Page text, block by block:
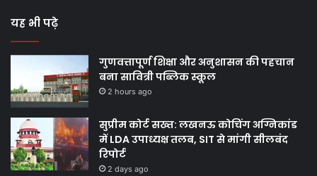
यह भी पढ़े
गुणवत्तापूर्ण शिक्षा और अनुशासन की पहचान
बना सावित्री पब्लिक स्कूल
2 hours ago
सुप्रीम कोर्ट सख्त: लखनऊ कोचिंग अग्निकांड
में LDA उपाध्यक्ष तलब, SIT से मांगी सीलबंद
रिपोर्ट
2 days ago